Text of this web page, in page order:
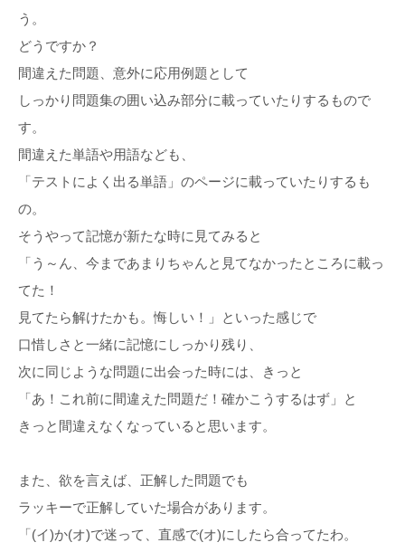
う。
どうですか？
間違えた問題、意外に応用例題として
しっかり問題集の囲い込み部分に載っていたりするもので
す。
間違えた単語や用語なども、
「テストによく出る単語」のページに載っていたりするも
の。
そうやって記憶が新たな時に見てみると
「う～ん、今まであまりちゃんと見てなかったところに載っ
てた！
見てたら解けたかも。悔しい！」といった感じで
口惜しさと一緒に記憶にしっかり残り、
次に同じような問題に出会った時には、きっと
「あ！これ前に間違えた問題だ！確かこうするはず」と
きっと間違えなくなっていると思います。
また、欲を言えば、正解した問題でも
ラッキーで正解していた場合があります。
「(イ)か(オ)で迷って、直感で(オ)にしたら合ってたわ。